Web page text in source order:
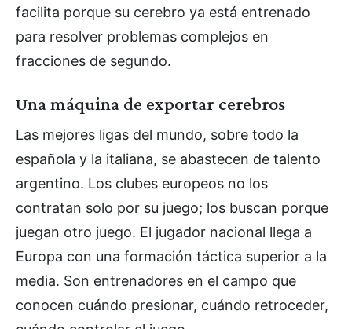
facilita porque su cerebro ya está entrenado
para resolver problemas complejos en
fracciones de segundo.
Una máquina de exportar cerebros
Las mejores ligas del mundo, sobre todo la
española y la italiana, se abastecen de talento
argentino. Los clubes europeos no los
contratan solo por su juego; los buscan porque
juegan otro juego. El jugador nacional llega a
Europa con una formación táctica superior a la
media. Son entrenadores en el campo que
conocen cuándo presionar, cuándo retroceder,